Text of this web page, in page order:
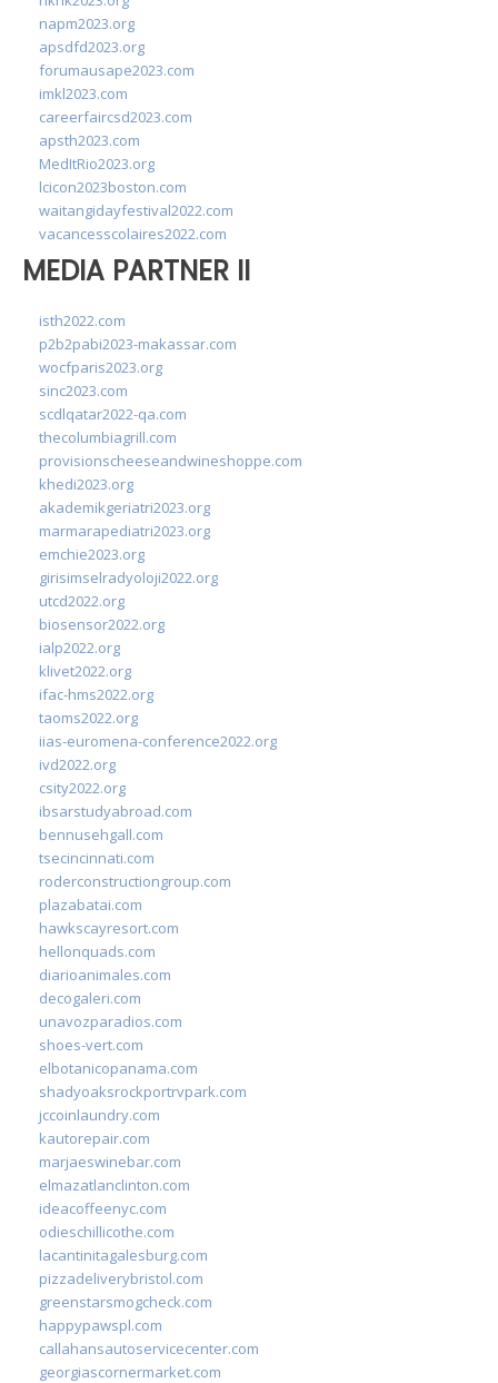
napm2023.org
apsdfd2023.org
forumausape2023.com
imkl2023.com
careerfaircsd2023.com
apsth2023.com
MedItRio2023.org
lcicon2023boston.com
waitangidayfestival2022.com
vacancesscolaires2022.com
MEDIA PARTNER II
isth2022.com
p2b2pabi2023-makassar.com
wocfparis2023.org
sinc2023.com
scdlqatar2022-qa.com
thecolumbiagrill.com
provisionscheeseandwineshoppe.com
khedi2023.org
akademikgeriatri2023.org
marmarapediatri2023.org
emchie2023.org
girisimselradyoloji2022.org
utcd2022.org
biosensor2022.org
ialp2022.org
klivet2022.org
ifac-hms2022.org
taoms2022.org
iias-euromena-conference2022.org
ivd2022.org
csity2022.org
ibsarstudyabroad.com
bennusehgall.com
tsecincinnati.com
roderconstructiongroup.com
plazabatai.com
hawkscayresort.com
hellonquads.com
diarioanimales.com
decogaleri.com
unavozparadios.com
shoes-vert.com
elbotanicopanama.com
shadyoaksrockportrvpark.com
jccoinlaundry.com
kautorepair.com
marjaeswinebar.com
elmazatlanclinton.com
ideacoffeenyc.com
odieschillicothe.com
lacantinitagalesburg.com
pizzadeliverybristol.com
greenstarsmogcheck.com
happypawspl.com
callahansautoservicecenter.com
georgiascornermarket.com